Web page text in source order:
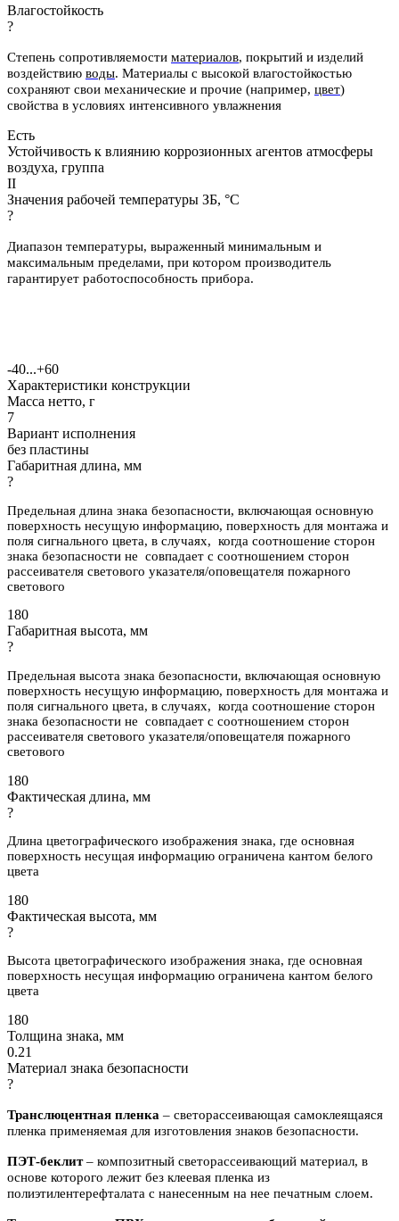
Влагостойкость
?
Степень сопротивляемости материалов, покрытий и изделий
воздействию воды. Материалы с высокой влагостойкостью
сохраняют свои механические и прочие (например, цвет)
свойства в условиях интенсивного увлажнения
Есть
Устойчивость к влиянию коррозионных агентов атмосферы
воздуха, группа
II
Значения рабочей температуры ЗБ, °С
?
Диапазон температуры, выраженный минимальным и
максимальным пределами, при котором производитель
гарантирует работоспособность прибора.
-40...+60
Характеристики конструкции
Масса нетто, г
7
Вариант исполнения
без пластины
Габаритная длина, мм
?
Предельная длина знака безопасности, включающая основную
поверхность несущую информацию, поверхность для монтажа и
поля сигнального цвета, в случаях, когда соотношение сторон
знака безопасности не совпадает с соотношением сторон
рассеивателя светового указателя/оповещателя пожарного
светового
180
Габаритная высота, мм
?
Предельная высота знака безопасности, включающая основную
поверхность несущую информацию, поверхность для монтажа и
поля сигнального цвета, в случаях, когда соотношение сторон
знака безопасности не совпадает с соотношением сторон
рассеивателя светового указателя/оповещателя пожарного
светового
180
Фактическая длина, мм
?
Длина цветографического изображения знака, где основная
поверхность несущая информацию ограничена кантом белого
цвета
180
Фактическая высота, мм
?
Высота цветографического изображения знака, где основная
поверхность несущая информацию ограничена кантом белого
цвета
180
Толщина знака, мм
0.21
Материал знака безопасности
?
Транслюцентная пленка – светорассеивающая самоклеящаяся
пленка применяемая для изготовления знаков безопасности.
ПЭТ-беклит– композитный светорассеивающий материал, в
основе которого лежит без клеевая пленка из
полиэтилентерефталата с нанесенным на нее печатным слоем.